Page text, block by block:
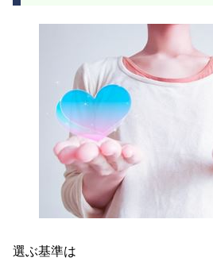
選ぶ基準は